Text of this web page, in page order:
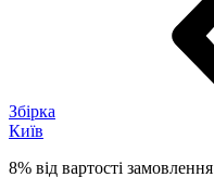
Збірка
Київ
8% від вартості замовлення